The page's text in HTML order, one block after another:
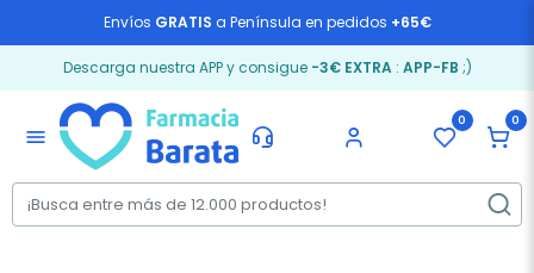
Envíos GRATIS a Península en pedidos +65€
Descarga nuestra APP y consigue -3€ EXTRA: APP-FB ;)
menu
0 0